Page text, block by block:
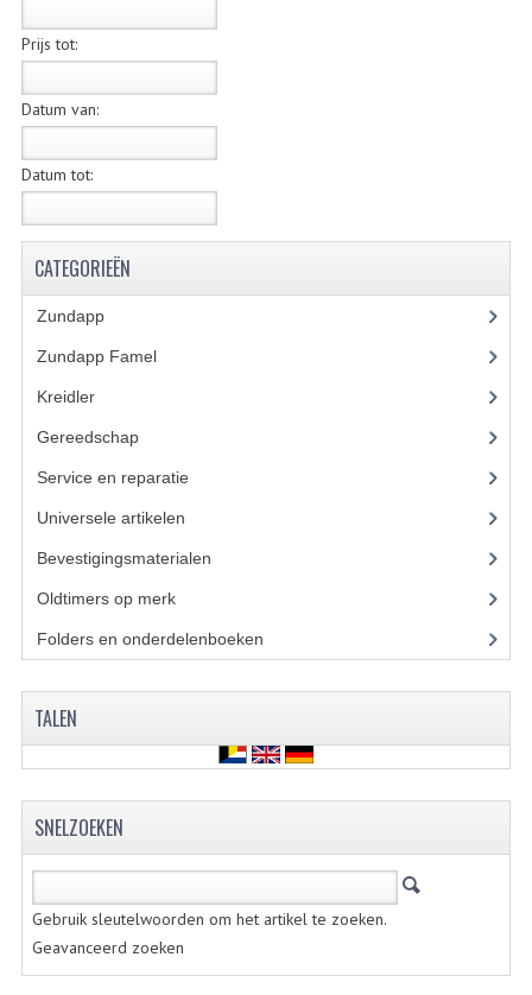
ZUNDAPP 517 RVS
BUDDY SEAT ONDERDELEN
ASSEN EN BUSSEN
REMDELEN
ALUMINIUM VELGEN
CHROMEN VELGEN
Prijs tot:
Datum van:
Datum tot:
CATEGORIEËN
Zundapp(2591)
Zundapp Famel(61)
Kreidler(648)
Gereedschap(5)
Service en reparatie
Universele artikelen
Bevestigingsmaterialen
Oldtimers op merk(73)
Folders en onderdelenboeken
TALEN
SNELZOEKEN
Gebruik sleutelwoorden om het artikel te zoeken.
Geavanceerd zoeken